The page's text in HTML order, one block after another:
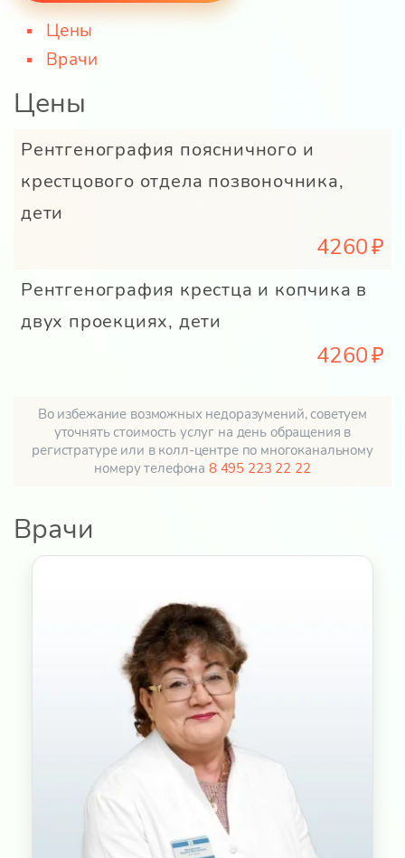
Цены
Врачи
Цены
Рентгенография поясничного и
крестцового отдела позвоночника,
дети
4260
Рентгенография крестца и копчика в
двух проекциях, дети
4260
Во избежание возможных недоразумений, советуем
уточнять стоимость услуг на день обращения в
регистратуре или в колл-центре по многоканальному
номеру телефона 8 495 223 22 22
Врачи